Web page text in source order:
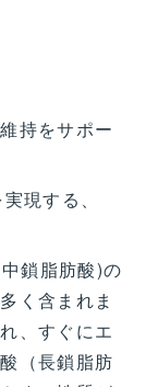
持をサポー
現する、
鎖脂肪酸)の
く含まれま
、すぐにエ
（長鎖脂肪